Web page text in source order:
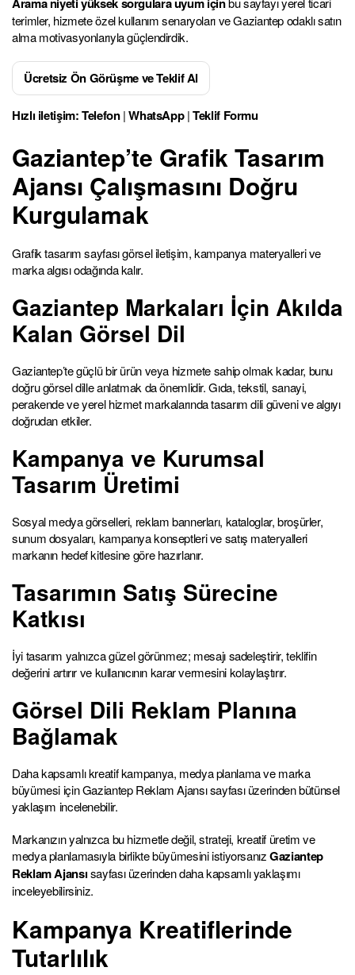
terimler, hizmete özel kullanım senaryoları ve Gaziantep odaklı satın
alma motivasyonlarıyla güçlendirdik.
Ücretsiz Ön Görüşme ve Teklif Al
Hızlı iletişim:Telefon|WhatsApp|Teklif Formu
Gaziantep’te Grafik Tasarım
Ajansı Çalışmasını Doğru
Kurgulamak
Grafik tasarım sayfası görsel iletişim, kampanya materyalleri ve
marka algısı odağında kalır.
Gaziantep Markaları İçin Akılda
Kalan Görsel Dil
Gaziantep’te güçlü bir ürün veya hizmete sahip olmak kadar, bunu
doğru görsel dille anlatmak da önemlidir. Gıda, tekstil, sanayi,
perakende ve yerel hizmet markalarında tasarım dili güveni ve algıyı
doğrudan etkiler.
Kampanya ve Kurumsal
Tasarım Üretimi
Sosyal medya görselleri, reklam bannerları, kataloglar, broşürler,
sunum dosyaları, kampanya konseptleri ve satış materyalleri
markanın hedef kitlesine göre hazırlanır.
Tasarımın Satış Sürecine
Katkısı
İyi tasarım yalnızca güzel görünmez; mesajı sadeleştirir, teklifin
değerini artırır ve kullanıcının karar vermesini kolaylaştırır.
Görsel Dili Reklam Planına
Bağlamak
Daha kapsamlı kreatif kampanya, medya planlama ve marka
büyümesi için Gaziantep Reklam Ajansı sayfası üzerinden bütünsel
yaklaşım incelenebilir.
Markanızın yalnızca bu hizmetle değil, strateji, kreatif üretim ve
medya planlamasıyla birlikte büyümesini istiyorsanızGaziantep
Reklam Ajansısayfası üzerinden daha kapsamlı yaklaşımı
inceleyebilirsiniz.
Kampanya Kreatiflerinde
Tutarlılık